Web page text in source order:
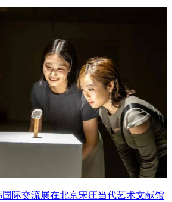
国际交流展在北京宋庄当代艺术文献馆